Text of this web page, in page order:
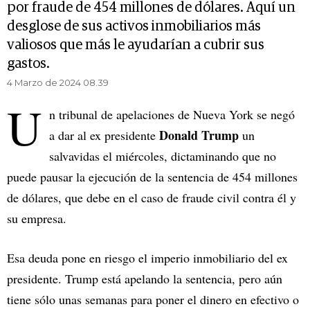
por fraude de 454 millones de dólares. Aquí un
desglose de sus activos inmobiliarios más
valiosos que más le ayudarían a cubrir sus
gastos.
4 Marzo de 2024 08.39
U n tribunal de apelaciones de Nueva York se negó
a dar al ex presidente Donald Trump un
salvavidas el miércoles, dictaminando que no
puede pausar la ejecución de la sentencia de 454 millones
de dólares, que debe en el caso de fraude civil contra él y
su empresa.
Esa deuda pone en riesgo el imperio inmobiliario del ex
presidente. Trump está apelando la sentencia, pero aún
tiene sólo unas semanas para poner el dinero en efectivo o